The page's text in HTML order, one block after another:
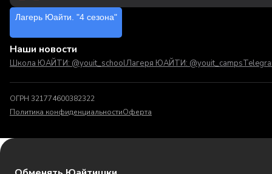
Лагерь Юайти. "4 сезона"
Наши новости
Школа ЮАЙТИ: @youit_schoolЛагеря ЮАЙТИ: @youit_camps
ОГРН 321774600382322
Политика конфиденциальностиОферта